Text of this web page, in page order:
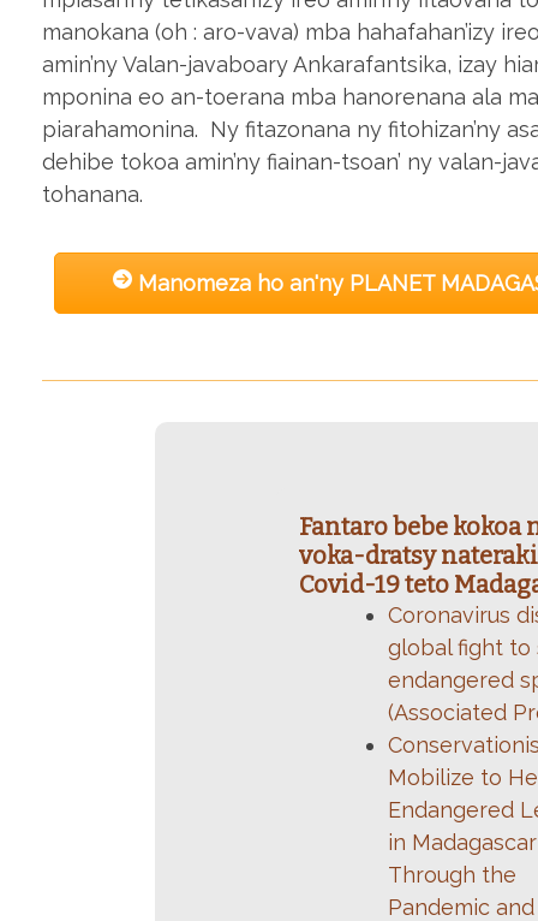
manokana (oh : aro-vava) mba hahafahan’izy
amin’ny Valan-javaboary Ankarafantsika, izay
mponina eo an-toerana mba hanorenana ala
piarahamonina. Ny fitazonana ny fitohizan’ny
dehibe tokoa amin’ny fiainan-tsoan’ ny valan-
tohanana.
Manomeza ho an'ny PLANET
Fantaro bebe kokoa
voka-dratsy
Covid-19 teto
Coronavirus
global fight to
endangered
(Associated
Mobilize to
Endangered
in Madagascar
Through the
Pandemic and